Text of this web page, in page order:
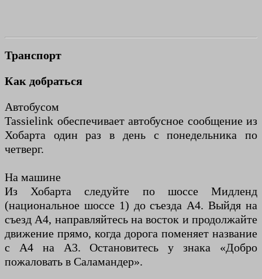
Транспорт
Как добраться
Автобусом
Tassielink обеспечивает автобусное сообщение из
Хобарта один раз в день с понедельника по
четверг.
На машине
Из Хобарта следуйте по шоссе Мидленд
(национальное шоссе 1) до съезда А4. Выйдя на
съезд А4, направляйтесь на восток и продолжайте
движение прямо, когда дорога поменяет название
с А4 на А3. Остановитесь у знака «Добро
пожаловать в Саламандер».